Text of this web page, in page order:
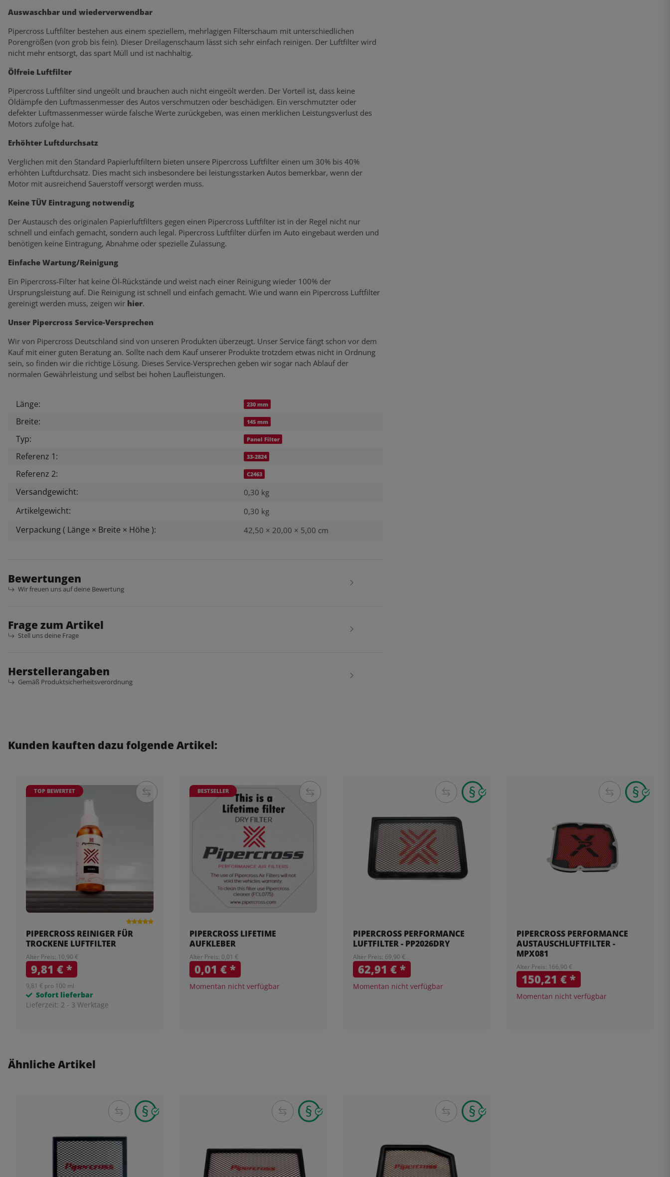
Auswaschbar und wiederverwendbar
Pipercross Luftfilter bestehen aus einem speziellem, mehrlagigen Filterschaum mit unterschiedlichen
Porengrößen (von grob bis fein). Dieser Dreilagenschaum lässt sich sehr einfach reinigen. Der Luftfilter wird
nicht mehr entsorgt, das spart Müll und ist nachhaltig.
Ölfreie Luftfilter
Pipercross Luftfilter sind ungeölt und brauchen auch nicht eingeölt werden. Der Vorteil ist, dass keine
Öldämpfe den Luftmassenmesser des Autos verschmutzen oder beschädigen. Ein verschmutzter oder
defekter Luftmassenmesser würde falsche Werte zurückgeben, was einen merklichen Leistungsverlust des
Motors zufolge hat.
Erhöhter Luftdurchsatz
Verglichen mit den Standard Papierluftfiltern bieten unsere Pipercross Luftfilter einen um 30% bis 40%
erhöhten Luftdurchsatz. Dies macht sich insbesondere bei leistungsstarken Autos bemerkbar, wenn der
Motor mit ausreichend Sauerstoff versorgt werden muss.
Keine TÜV Eintragung notwendig
Der Austausch des originalen Papierluftfilters gegen einen Pipercross Luftfilter ist in der Regel nicht nur
schnell und einfach gemacht, sondern auch legal. Pipercross Luftfilter dürfen im Auto eingebaut werden und
benötigen keine Eintragung, Abnahme oder spezielle Zulassung.
Einfache Wartung/Reinigung
Ein Pipercross-Filter hat keine Öl-Rückstände und weist nach einer Reinigung wieder 100% der
Ursprungsleistung auf. Die Reinigung ist schnell und einfach gemacht. Wie und wann ein Pipercross Luftfilter
gereinigt werden muss, zeigen wir hier.
Unser Pipercross Service-Versprechen
Wir von Pipercross Deutschland sind von unseren Produkten überzeugt. Unser Service fängt schon vor dem
Kauf mit einer guten Beratung an. Sollte nach dem Kauf unserer Produkte trotzdem etwas nicht in Ordnung
sein, so finden wir die richtige Lösung. Dieses Service-Versprechen geben wir sogar nach Ablauf der
normalen Gewährleistung und selbst bei hohen Laufleistungen.
Produkteigenschaft
Wert
Länge: 230 mm
Breite: 145 mm
Typ: Panel Filter
Referenz 1: 33-2824
Referenz 2: C2463
Versandgewicht: 0,30 kg
Artikelgewicht: 0,30 kg
Verpackung ( Länge × Breite × Höhe ): 42,50 × 20,00 × 5,00 cm
Bewertungen
Wir freuen uns auf deine Bewertung
Frage zum Artikel
Stell uns deine Frage
Herstellerangaben
Gemäß Produktsicherheitsverordnung
Kunden kauften dazu folgende Artikel:
TOP BEWERTET
PIPERCROSS REINIGER FÜR
TROCKENE LUFTFILTER
Alter Preis: 10,90 €
9,81 €*
9,81 € pro 100 ml
Sofort lieferbar
Lieferzeit: 2 - 3 Werktage
BESTSELLER
PIPERCROSS LIFETIME
AUFKLEBER
Alter Preis: 0,01 €
0,01 €*
Momentan nicht verfügbar
PIPERCROSS PERFORMANCE
LUFTFILTER - PP2026DRY
Alter Preis: 69,90 €
62,91 €*
Momentan nicht verfügbar
PIPERCROSS PERFORMANCE
AUSTAUSCHLUFTFILTER -
MPX081
Alter Preis: 166,90 €
150,21 €*
Momentan nicht verfügbar
Ähnliche Artikel